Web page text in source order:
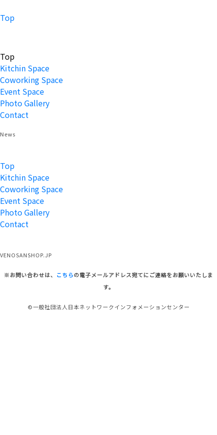
Top
Top
Kitchin Space
Coworking Space
Event Space
Photo Gallery
Contact
News
Top
Kitchin Space
Coworking Space
Event Space
Photo Gallery
Contact
VENOSANSHOP.JP
※お問い合わせは、 こちらの電子メールアドレス宛てにご連絡をお願いいたしま
す。
©一般社団法人日本ネットワークインフォメーションセンター